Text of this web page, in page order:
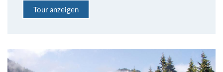
Tour anzeigen